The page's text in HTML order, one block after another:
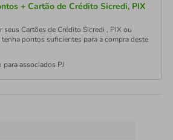
+ Cartão de Crédito Sicredi, PIX
seus Cartões de Crédito Sicredi , PIX ou
pontos suficientes para a compra deste
associados PJ